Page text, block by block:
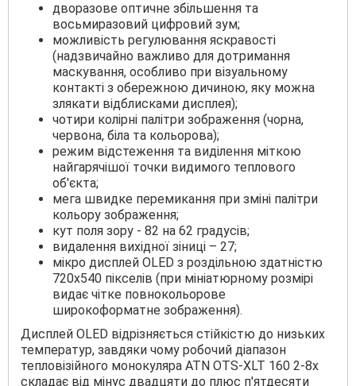
дворазове оптичне збільшення та
восьмиразовий цифровий зум;
можливість регулювання яскравості
(надзвичайно важливо для дотримання
маскування, особливо при візуальному
контакті з обережною дичиною, яку можна
злякати відблисками дисплея);
чотири колірні палітри зображення (чорна,
червона, біла та кольорова);
режим відстеження та виділення міткою
найгарячішої точки видимого теплового
об'єкта;
мега швидке перемикання при зміні палітри
кольору зображення;
кут поля зору - 82 на 62 градусів;
видалення вихідної зіниці – 27;
мікро дисплей OLED з роздільною здатністю
720х540 пікселів (при мініатюрному розмірі
видає чітке повнокольорове
широкоформатне зображення).
Дисплей OLED відрізняється стійкістю до низьких
температур, завдяки чому робочий діапазон
тепловізійного монокуляра ATN OTS-XLT 160 2-8x
складає від мінус двадцяти до плюс п'ятдесяти